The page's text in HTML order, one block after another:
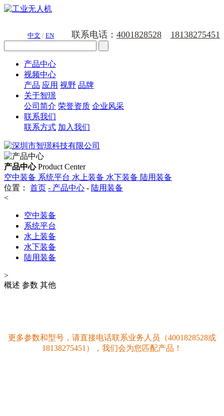
中文 / EN 联系电话： 4001828528 18138275451
产品中心
视频中心
产品 应用 视野 品牌
关于智璟
公司简介 荣誉资质 企业风采
联系我们
联系方式 加入我们
产品中心 Product Center
空中装备 系统平台 水上装备 水下装备 陆用装备
位置：
首页 - 产品中心 - 陆用装备
<
空中装备
系统平台
水上装备
水下装备
陆用装备
>
概述 参数 其他
更多参数和型号，请直接电话联系业务人员（4001828528或
18138275451），我们会为您匹配产品！